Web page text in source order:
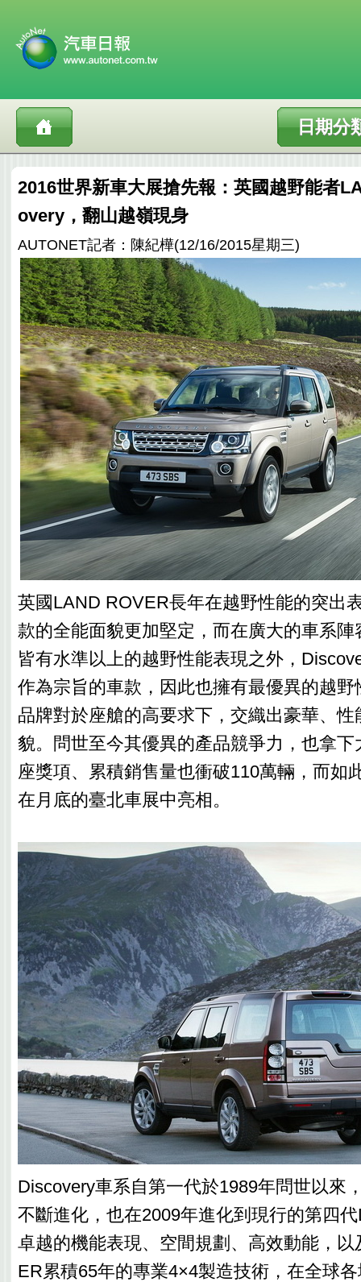
日期分
2016世界新車大展搶先報：英國越野能者
overy，翻山越嶺現身
AUTONET記者：陳紀樺(12/16/2015星期三)
英國LAND ROVER長年在越野性能的突出
款的全能面貌更加堅定，而在廣大的車系
皆有水準以上的越野性能表現之外，
作為宗旨的車款，因此也擁有最優異的越
品牌對於座艙的高要求下，交織出豪華、
貌。問世至今其優異的產品競爭力，也拿下
座獎項、累積銷售量也衝破110萬輛，而如
在月底的臺北車展中亮相。
Discovery車系自第一代於1989年問世以來
不斷進化，也在2009年進化到現行的第四
卓越的機能表現、空間規劃、高效動能，
ER累積65年的專業4×4製造技術，在全球